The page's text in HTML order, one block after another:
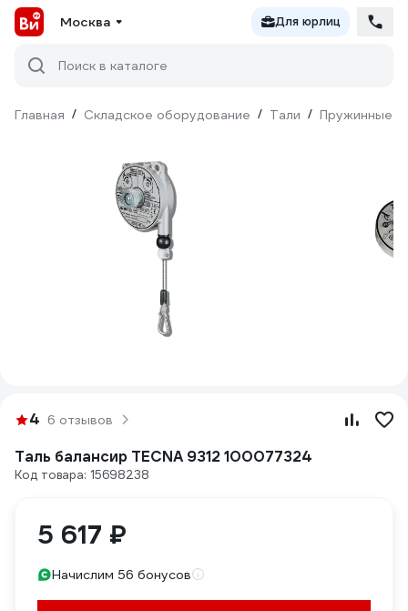
Москва Для юрлиц
Поиск в каталоге
Главная / Складское оборудование / Тали / Пружинные
4 6 отзывов
Таль балансир TECNA 9312 100077324
Код товара: 15698238
5 617 ₽
Начислим 56 бонусов